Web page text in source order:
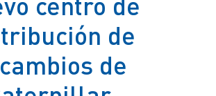
de
de